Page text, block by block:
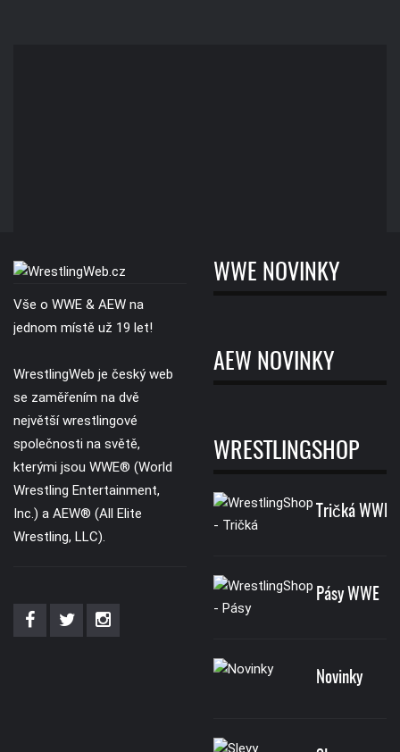
Vše o WWE & AEW na
jednom místě už 19 let!
WrestlingWeb je český web
se zaměřením na dvě
největší wrestlingové
společnosti na světě,
kterými jsou WWE® (World
Wrestling Entertainment,
Inc.) a AEW® (All Elite
Wrestling, LLC).
WWE NOVINKY
AEW NOVINKY
WRESTLINGSHOP
Tričká WWE
Pásy WWE
Novinky